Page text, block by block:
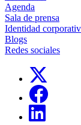
Agenda
Sala de prensa
Identidad
Blogs
Redes sociales
Links,
Links,